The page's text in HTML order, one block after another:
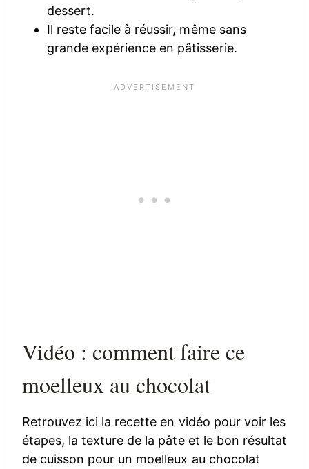
dessert.
Il reste facile à réussir, même sans
grande expérience en pâtisserie.
Vidéo : comment faire ce
moelleux au chocolat
Retrouvez ici la recette en vidéo pour voir les
étapes, la texture de la pâte et le bon résultat
de cuisson pour un moelleux au chocolat